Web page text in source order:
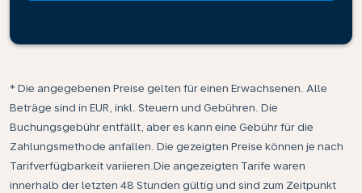
* Die angegebenen Preise gelten für einen Erwachsenen. Alle
Beträge sind in EUR, inkl. Steuern und Gebühren. Die
Buchungsgebühr entfällt, aber es kann eine Gebühr für die
Zahlungsmethode anfallen. Die gezeigten Preise können je nach
Tarifverfügbarkeit variieren.Die angezeigten Tarife waren
innerhalb der letzten 48 Stunden gültig und sind zum Zeitpunkt